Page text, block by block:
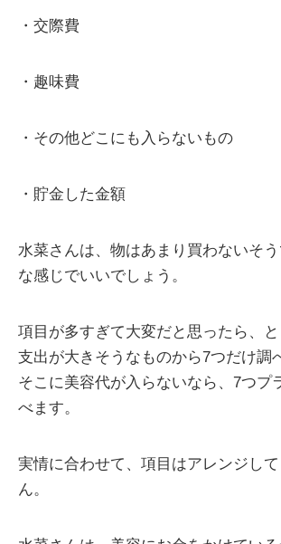
・交際費
・趣味費
・その他どこにも入らないもの
・貯金した金額
水菜さんは、物はあまり買わないそ
な感じでいいでしょう。
項目が多すぎて大変だと思ったら、
支出が大きそうなものから7つだけ調
そこに美容代が入らないなら、7つプ
べます。
実情に合わせて、項目はアレンジし
ん。